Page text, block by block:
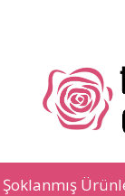
Şoklanmış